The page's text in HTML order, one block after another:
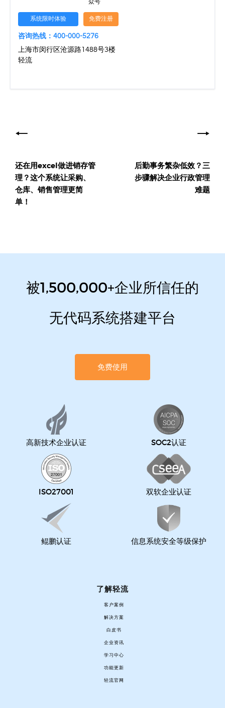
众号
系统限时体验 免费注册
咨询热线：400-000-5276
上海市闵行区沧源路1488号3楼
轻流
章
导
航还在用excel做进销存管
理？这个系统让采购、
仓库、销售管理更简
单！
后勤事务繁杂低效？三
步骤解决企业行政管理
难题
被1,500,000+企业所信任的
无代码系统搭建平台
免费使用
高新技术企业认证 SOC2认证
ISO27001 双软企业认证
鲲鹏认证 信息系统安全等级保护
了解轻流
客户案例
解决方案
白皮书
企业资讯
学习中心
功能更新
轻流官网